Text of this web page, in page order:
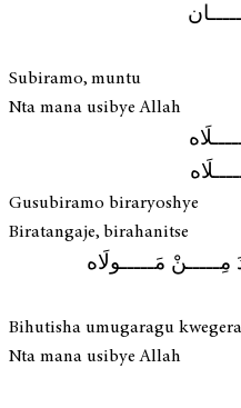
Subiramo, muntu
Nta mana usibye Allah
Gusubiramo biraryoshye
Biratangaje, birahanitse
مِـــــنْ مَـــــولَاه
Bihutisha umugaragu
Nta mana usibye Allah